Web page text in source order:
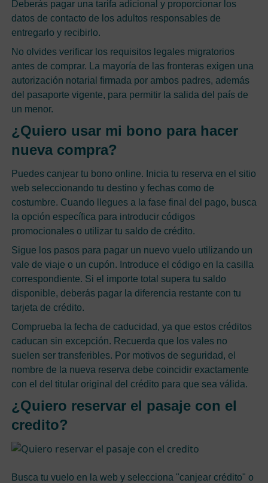
Deberás pagar una tarifa adicional y proporcionar los
datos de contacto de los adultos responsables de
entregarlo y recibirlo.
No olvides verificar los requisitos legales migratorios
antes de comprar. La mayoría de las fronteras exigen una
autorización notarial firmada por ambos padres, además
del pasaporte vigente, para permitir la salida del país de
un menor.
¿Quiero usar mi bono para hacer
nueva compra?
Puedes canjear tu bono online. Inicia tu reserva en el sitio
web seleccionando tu destino y fechas como de
costumbre. Cuando llegues a la fase final del pago, busca
la opción específica para introducir códigos
promocionales o utilizar tu saldo de crédito.
Sigue los pasos para pagar un nuevo vuelo utilizando un
vale de viaje o un cupón. Introduce el código en la casilla
correspondiente. Si el importe total supera tu saldo
disponible, deberás pagar la diferencia restante con tu
tarjeta de crédito.
Comprueba la fecha de caducidad, ya que estos créditos
caducan sin excepción. Recuerda que los vales no
suelen ser transferibles. Por motivos de seguridad, el
nombre de la nueva reserva debe coincidir exactamente
con el del titular original del crédito para que sea válida.
¿Quiero reservar el pasaje con el
credito?
Busca tu vuelo en la web y selecciona "canjear crédito" o